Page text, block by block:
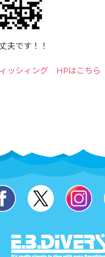
夫です！！
ッシィング HPはこちら